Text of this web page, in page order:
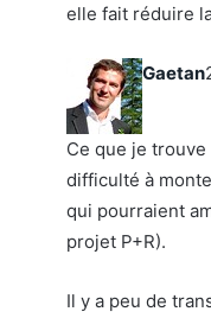
elle fait réduire
Gaetan
Ce que je trouve
difficulté à
qui pourraient
projet P+R).
Il y a peu de